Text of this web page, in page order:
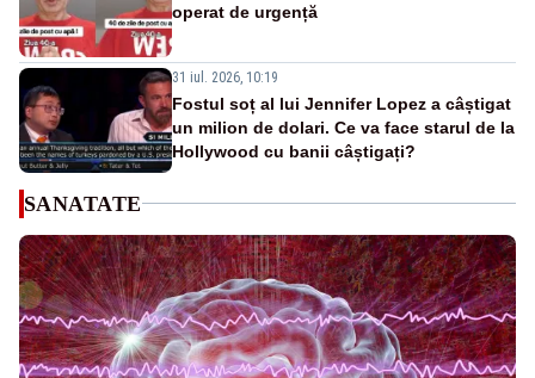
operat de urgență
31 iul. 2026, 10:19
Fostul soț al lui Jennifer Lopez a câștigat
un milion de dolari. Ce va face starul de la
Hollywood cu banii câștigați?
SANATATE